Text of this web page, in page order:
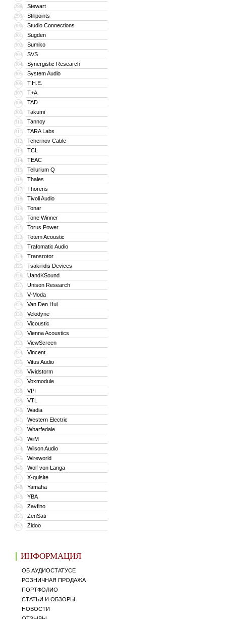
298 Stewart
299 Stillpoints
300 Studio Connections
301 Sugden
302 Sumiko
303 SVS
304 Synergistic Research
305 System Audio
306 T.H.E.
307 T+A
308 TAD
309 Takumi
310 Tannoy
311 TARA Labs
312 Tchernov Cable
313 TCL
314 TEAC
315 Tellurium Q
316 Thales
317 Thorens
318 Tivoli Audio
319 Tonar
320 Tone Winner
321 Torus Power
322 Totem Acoustic
323 Trafomatic Audio
324 Transrotor
325 Tsakiridis Devices
326 UandKSound
327 Unison Research
328 V-Moda
329 Van Den Hul
330 Velodyne
331 Vicoustic
332 Vienna Acoustics
333 ViewScreen
334 Vincent
335 Vitus Audio
336 Vividstorm
337 Voxmodule
338 VPI
339 VTL
340 Wadia
341 Western Electric
342 Wharfedale
343 WiiM
344 Wilson Audio
345 Wireworld
346 Wolf von Langa
347 X-quisite
348 Yamaha
349 YBA
350 Zavfino
351 ZenSati
352 Zidoo
ИНФОРМАЦИЯ
ОБ АУДИОСТАТУСЕ
РОЗНИЧНАЯ ПРОДАЖА
ПОРТФОЛИО
СТАТЬИ И ОБЗОРЫ
НОВОСТИ